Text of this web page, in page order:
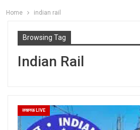
Home indian rail
Browsing Tag
Indian Rail
लखनऊ LIVE